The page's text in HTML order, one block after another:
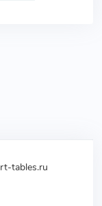
tables.ru